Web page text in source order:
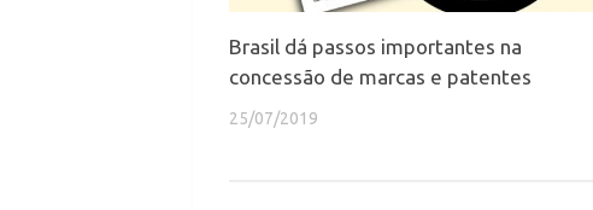
Brasil dá passos importantes na
concessão de marcas e patentes
25/07/2019